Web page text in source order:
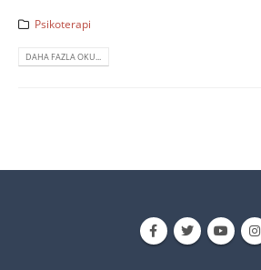
Psikoterapi
DAHA FAZLA OKU...